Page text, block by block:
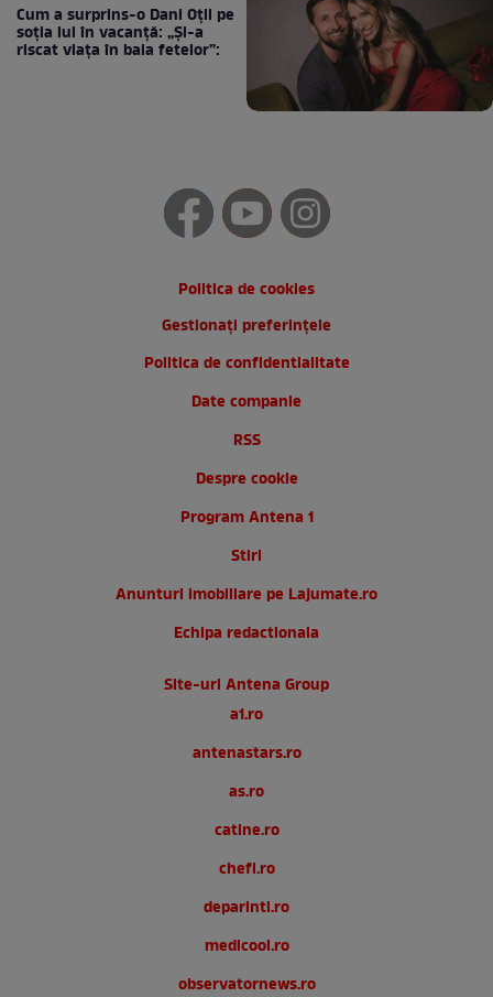
Cum a surprins-o Dani Oțil pe
soția lui în vacanță: „Și-a
riscat viața în baia fetelor”:
Politica de cookies
Gestionați preferințele
Politica de confidentialitate
Date companie
RSS
Despre cookie
Program Antena 1
Stiri
Anunturi imobiliare pe Lajumate.ro
Echipa redactionala
Site-uri Antena Group
a1.ro
antenastars.ro
as.ro
catine.ro
chefi.ro
deparinti.ro
medicool.ro
observatornews.ro